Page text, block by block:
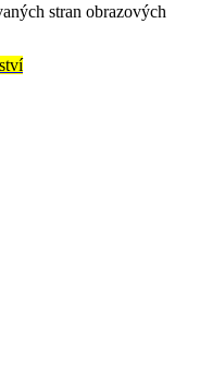
stran obrazových